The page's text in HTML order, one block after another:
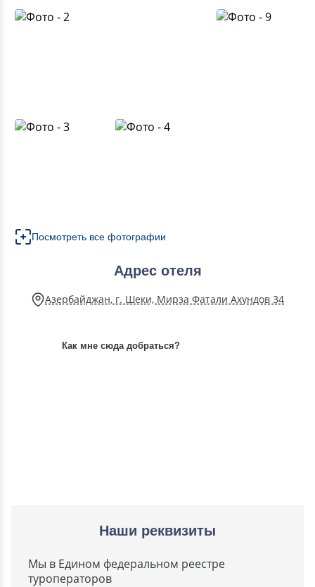
Посмотреть все фотографии
Адрес отеля
Азербайджан, г. Шеки, Мирза Фатали Ахундов 34
Как мне сюда добраться?
Наши реквизиты
Мы в Едином федеральном реестре
туроператоров